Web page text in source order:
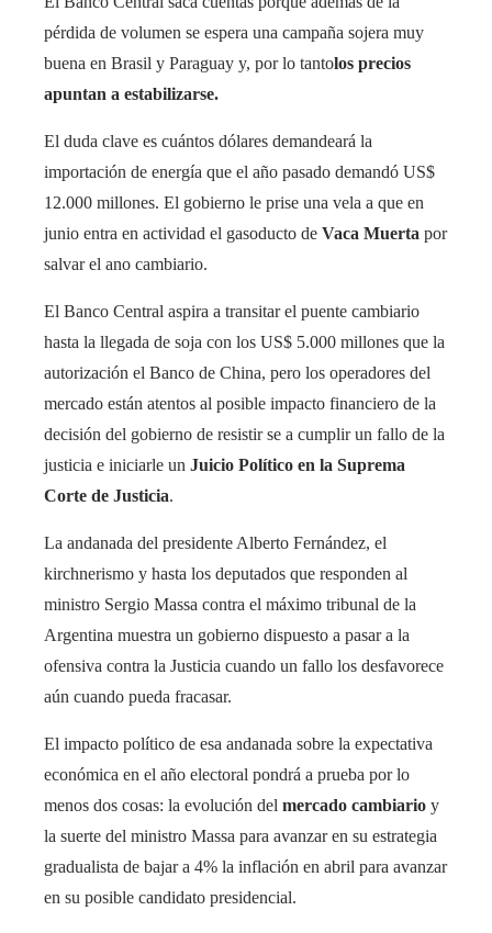
pérdida de volumen se espera una campaña sojera muy
buena en Brasil y Paraguay y, por lo tantolos precios
apuntan a estabilizarse.
El duda clave es cuántos dólares demandeará la
importación de energía que el año pasado demandó US$
12.000 millones. El gobierno le prise una vela a que en
junio entra en actividad el gasoducto de Vaca Muerta por
salvar el ano cambiario.
El Banco Central aspira a transitar el puente cambiario
hasta la llegada de soja con los US$ 5.000 millones que la
autorización el Banco de China, pero los operadores del
mercado están atentos al posible impacto financiero de la
decisión del gobierno de resistir se a cumplir un fallo de la
justicia e iniciarle un Juicio Político en la Suprema
Corte de Justicia.
La andanada del presidente Alberto Fernández, el
kirchnerismo y hasta los deputados que responden al
ministro Sergio Massa contra el máximo tribunal de la
Argentina muestra un gobierno dispuesto a pasar a la
ofensiva contra la Justicia cuando un fallo los desfavorece
aún cuando pueda fracasar.
El impacto político de esa andanada sobre la expectativa
económica en el año electoral pondrá a prueba por lo
menos dos cosas: la evolución del mercado cambiario y
la suerte del ministro Massa para avanzar en su estrategia
gradualista de bajar a 4% la inflación en abril para avanzar
en su posible candidato presidencial.